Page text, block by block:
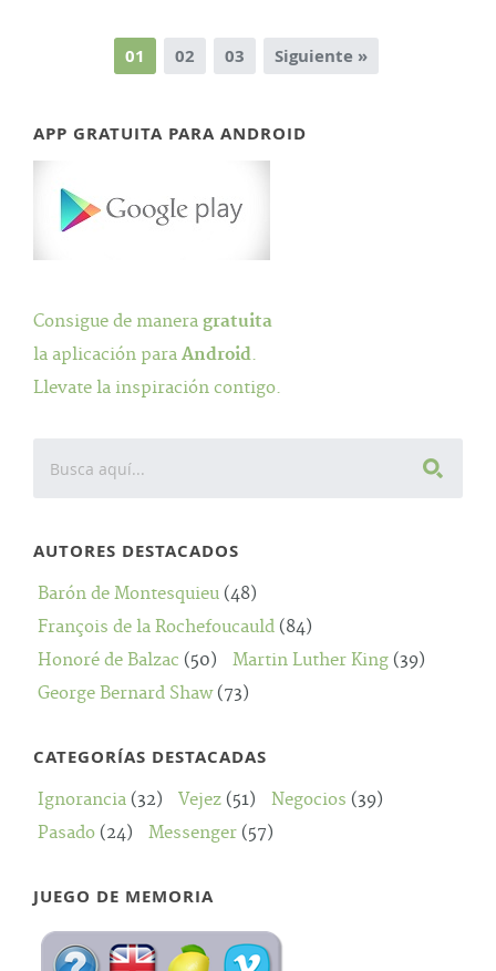
01 02 03 Siguiente »
APP GRATUITA PARA ANDROID
Consigue de manera gratuita
la aplicación para Android.
Llevate la inspiración contigo.
AUTORES DESTACADOS
Barón de Montesquieu (48)
François de la Rochefoucauld (84)
Honoré de Balzac (50) Martin Luther King (39)
George Bernard Shaw(73)
CATEGORÍAS DESTACADAS
Ignorancia (32) Vejez (51) Negocios (39)
Pasado (24) Messenger (57)
JUEGO DE MEMORIA